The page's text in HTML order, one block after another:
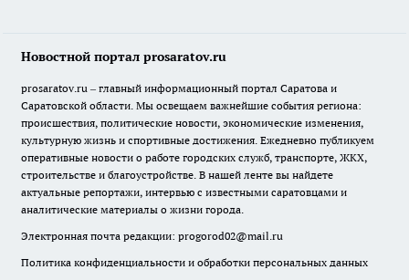
Новостной портал prosaratov.ru
prosaratov.ru – главный информационный портал Саратова и
Саратовской области. Мы освещаем важнейшие события региона:
происшествия, политические новости, экономические изменения,
культурную жизнь и спортивные достижения. Ежедневно публикуем
оперативные новости о работе городских служб, транспорте, ЖКХ,
строительстве и благоустройстве. В нашей ленте вы найдете
актуальные репортажи, интервью с известными саратовцами и
аналитические материалы о жизни города.
Электронная почта редакции: progorod02@mail.ru
Политика конфиденциальности и обработки персональных данных